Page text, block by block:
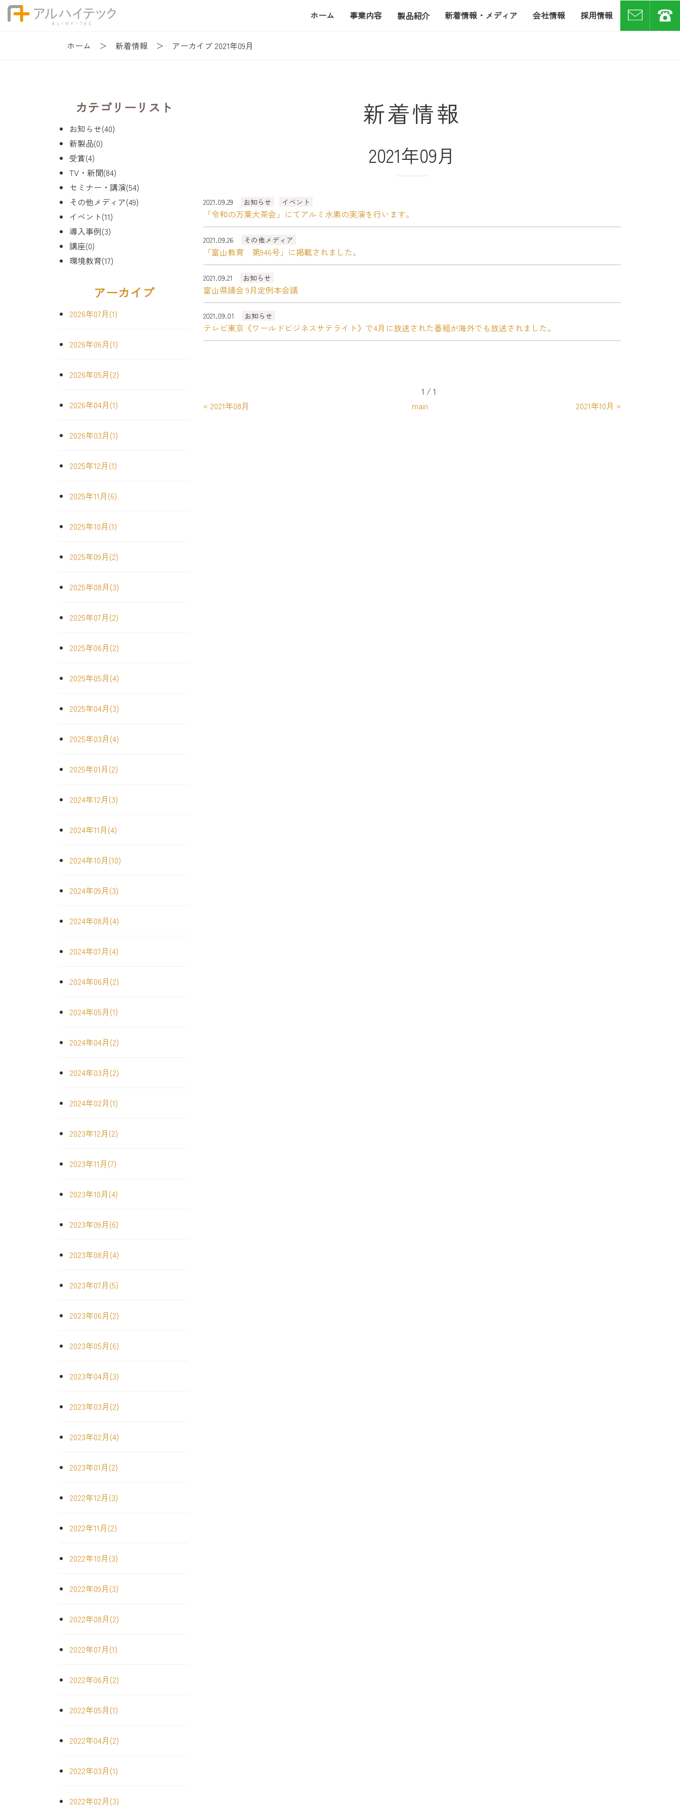
ホーム 事業内容 製品紹介 新着情報・メディア 会社情報 採用情報 お問い合わせ
ホーム 新着情報 アーカイブ 2021年09月
新着情報
2021年09月
2021.09.29 お知らせ イベント
「令和の万葉大茶会」にてアルミ水素の実演を行います。
2021.09.26 その他メディア
「富山教育 第946号」に掲載されました。
2021.09.21 お知らせ
富山県議会 9月定例本会議
2021.09.01 お知らせ
テレビ東京《ワールドビジネスサテライト》で4月に放送された番組が海外でも放送されました。
1 / 1
« 2021年08月 main 2021年10月 »
カテゴリーリスト
お知らせ(40)
新製品(0)
受賞(4)
TV・新聞(84)
セミナー・講演(54)
その他メディア(49)
イベント(11)
導入事例(3)
講座(0)
環境教育(17)
アーカイブ
2026年07月(1)
2026年06月(1)
2026年05月(2)
2026年04月(1)
2026年03月(1)
2025年12月(1)
2025年11月(6)
2025年10月(1)
2025年09月(2)
2025年08月(3)
2025年07月(2)
2025年06月(2)
2025年05月(4)
2025年04月(3)
2025年03月(4)
2025年01月(2)
2024年12月(3)
2024年11月(4)
2024年10月(10)
2024年09月(3)
2024年08月(4)
2024年07月(4)
2024年06月(2)
2024年05月(1)
2024年04月(2)
2024年03月(2)
2024年02月(1)
2023年12月(2)
2023年11月(7)
2023年10月(4)
2023年09月(6)
2023年08月(4)
2023年07月(5)
2023年06月(2)
2023年05月(6)
2023年04月(3)
2023年03月(2)
2023年02月(4)
2023年01月(2)
2022年12月(3)
2022年11月(2)
2022年10月(3)
2022年09月(3)
2022年08月(2)
2022年07月(1)
2022年06月(2)
2022年05月(1)
2022年04月(2)
2022年03月(1)
2022年02月(3)